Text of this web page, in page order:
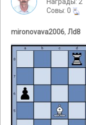
Cовы: 0
mironovava2006, Лd8